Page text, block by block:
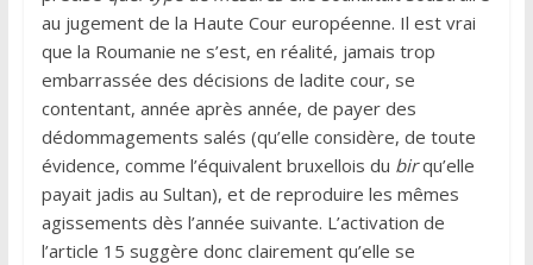
au jugement de la Haute Cour européenne. Il est vrai
que la Roumanie ne s’est, en réalité, jamais trop
embarrassée des décisions de ladite cour, se
contentant, année après année, de payer des
dédommagements salés (qu’elle considère, de toute
évidence, comme l’équivalent bruxellois du birqu’elle
payait jadis au Sultan), et de reproduire les mêmes
agissements dès l’année suivante. L’activation de
l’article 15 suggère donc clairement qu’elle se